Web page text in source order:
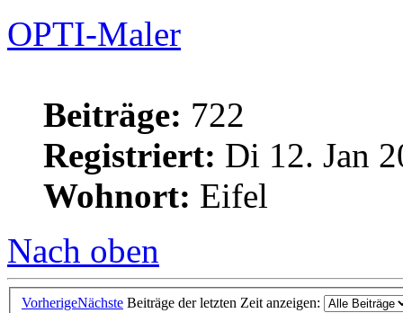
OPTI-Maler
Beiträge: 722
Registriert: Di 12. Jan
Wohnort: Eifel
Nach oben
VorherigeNächste Beiträge der letzten Zeit anzeigen: